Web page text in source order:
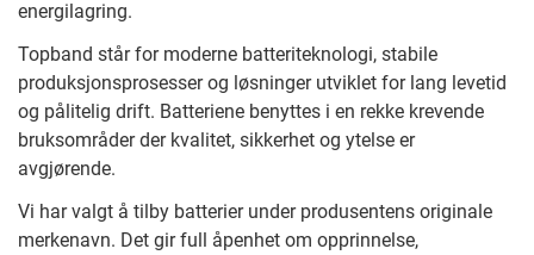
energilagring.
Topband står for moderne batteriteknologi, stabile
produksjonsprosesser og løsninger utviklet for lang levetid
og pålitelig drift. Batteriene benyttes i en rekke krevende
bruksområder der kvalitet, sikkerhet og ytelse er
avgjørende.
Vi har valgt å tilby batterier under produsentens originale
merkenavn. Det gir full åpenhet om opprinnelse,